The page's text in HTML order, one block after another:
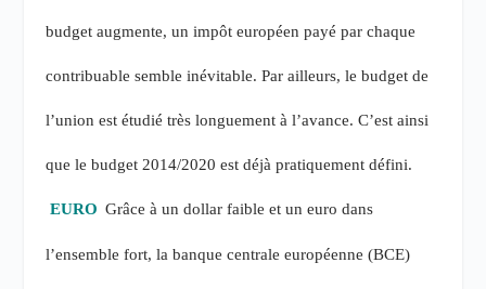
budget augmente, un impôt européen payé par chaque
contribuable semble inévitable. Par ailleurs, le budget de
l’union est étudié très longuement à l’avance. C’est ainsi
que le budget 2014/2020 est déjà pratiquement défini.
EURO Grâce à un dollar faible et un euro dans
l’ensemble fort, la banque centrale européenne (BCE)